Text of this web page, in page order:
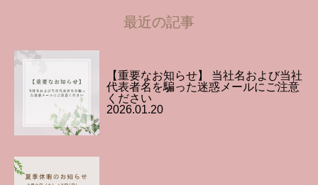
最近の記事
【重要なお知らせ】 当社名および当社
代表者名を騙った迷惑メールにご注意
ください
2026.01.20